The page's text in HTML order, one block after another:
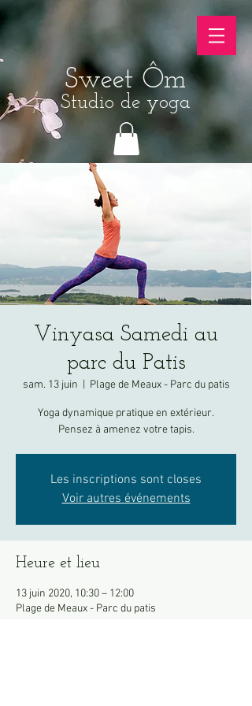
Sweet Ôm
Studio de yoga
Vinyasa Samedi au
parc du Patis
sam. 13 juin Plage de Meaux - Parc du patis
Yoga dynamique pratique en extérieur.
Pensez à amenez votre tapis.
Les inscriptions sont closes
Voir autres événements
Heure et lieu
13 juin 2020, 10:30 – 12:00
Plage de Meaux - Parc du patis